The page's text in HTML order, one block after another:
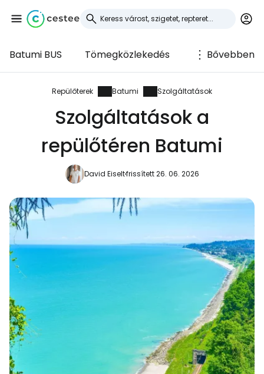
Batumi BUS Tömegközlekedés Bővebben
Repülőterek Batumi Szolgáltatások
Szolgáltatások a
repülőtéren Batumi
David Eiseltfrissített 26. 06. 2026
Bejelentkezés a
Cestee-be
... az utazási közösség világszerte
Folytatás a Facebookkal
Folytassa e-mailben